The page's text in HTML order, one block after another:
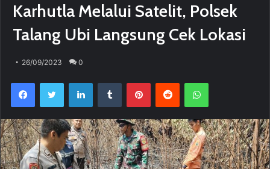
Karhutla Melalui Satelit, Polsek
Talang Ubi Langsung Cek Lokasi
26/09/2023 0